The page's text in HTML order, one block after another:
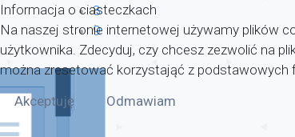
8
9
Informacja o ciasteczkach
Na naszej stronie internetowej używamy plików
użytkownika. Zdecyduj, czy chcesz zezwolić na
można zresetować korzystająć z podstawowych
Akceptuję
Odmawiam